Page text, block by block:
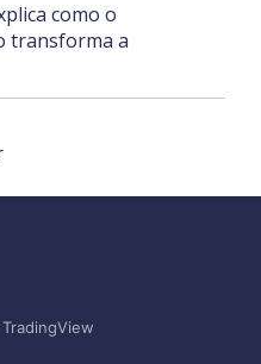
como o
transforma a